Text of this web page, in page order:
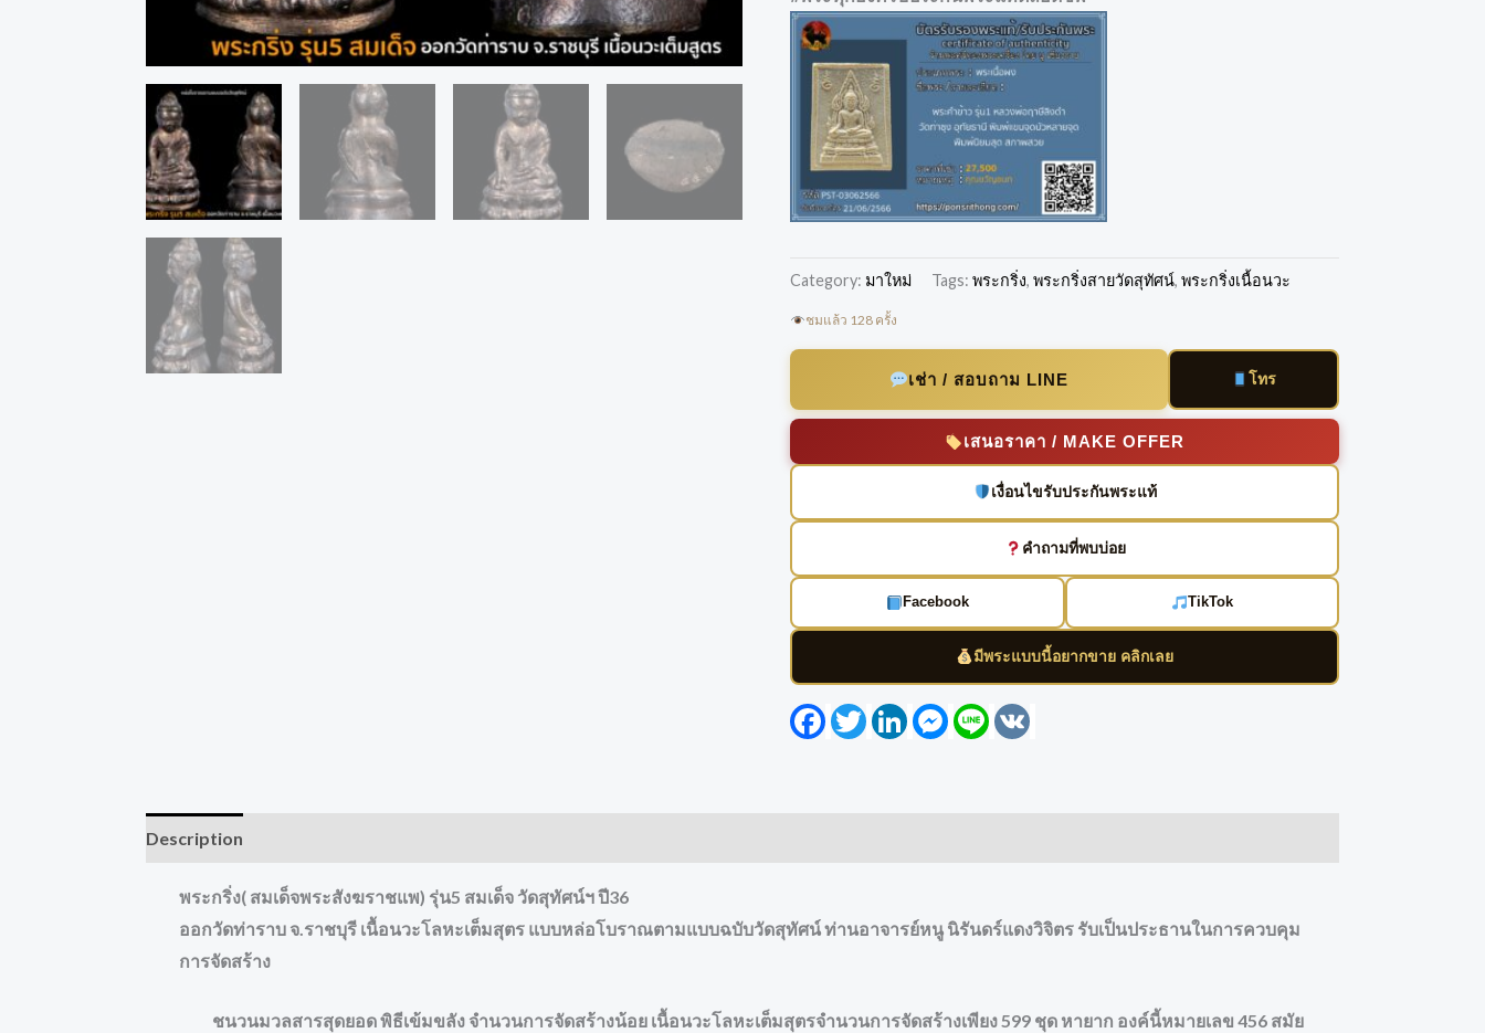
Category: มาใหม่ Tags:พระกริ่ง,พระกริ่งสายวัดสุทัศน์,พระกริ่งเนื้อนวะ
ชมแล้ว 128 ครั้ง
เช่า / สอบถาม LINE โทร
เสนอราคา / MAKE OFFER
เงื่อนไขรับประกันพระแท้
คำถามที่พบบ่อย
Facebook TikTok
มีพระแบบนี้อยากขาย คลิกเลย
Facebook
TwitterLinkedInMessenger
Line
Description
พระกริ่ง( สมเด็จพระสังฆราชแพ) รุ่น5 สมเด็จ วัดสุทัศน์ฯ ปี36
ออกวัดท่าราบ จ.ราชบุรี เนื้อนวะโลหะเต็มสุตร แบบหล่อโบราณตามแบบฉบับวัดสุทัศน์ ท่านอาจารย์หนู นิรันดร์แดงวิจิตร รับเป็นประธานในการควบคุม
การจัดสร้าง
ชนวนมวลสารสุดยอด พิธีเข้มขลัง จำนวนการจัดสร้างน้อย เนื้อนวะโลหะเต็มสุตรจำนวนการจัดสร้างเพียง 599 ชุด หายาก องค์นี้หมายเลข 456 สมัย